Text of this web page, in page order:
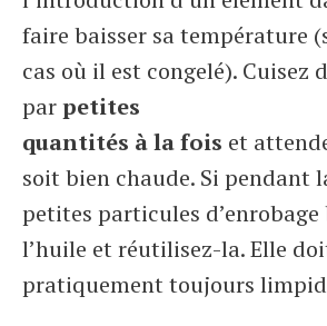
faire baisser sa température
cas où il est congelé). Cuisez
parpetites
quantités à la fois et
soit bien chaude. Si pendant
petites particules
l’huile et réutilisez-la. Elle
pratiquement toujours